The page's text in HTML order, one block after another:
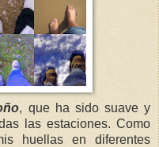
, que ha sido suave y
las estaciones. Como
huellas en diferentes